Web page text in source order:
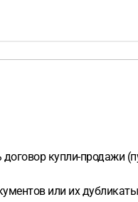
купли-продажи
или их